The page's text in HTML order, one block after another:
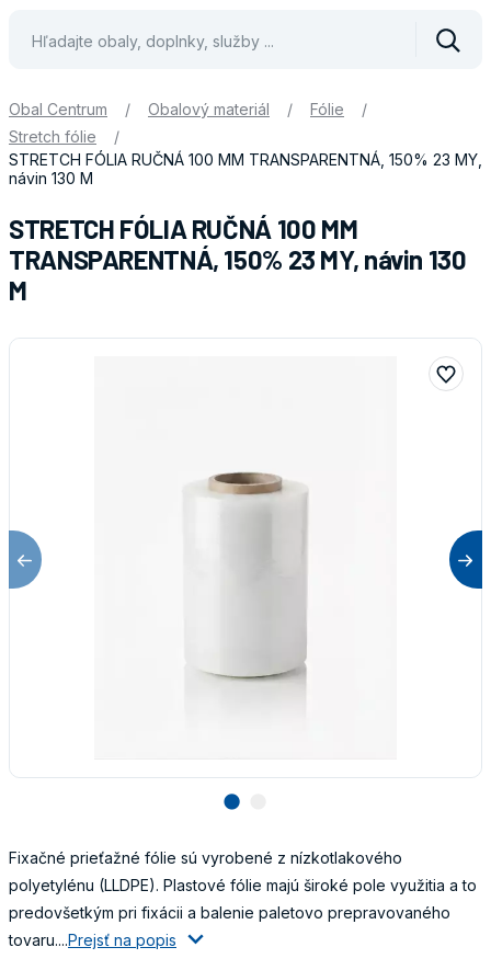
Obal Centrum / Obalový materiál / Fólie
/
Stretch fólie
/
STRETCH FÓLIA RUČNÁ 100 MM TRANSPARENTNÁ, 150% 23 MY,
návin 130 M
STRETCH FÓLIA RUČNÁ 100 MM
TRANSPARENTNÁ, 150% 23 MY, návin 130
M
lens
Fixačné prieťažné fólie sú vyrobené z nízkotlakového
polyetylénu (LLDPE). Plastové fólie majú široké pole využitia a to
predovšetkým pri fixácii a balenie paletovo prepravovaného
tovaru....Prejsť na popis